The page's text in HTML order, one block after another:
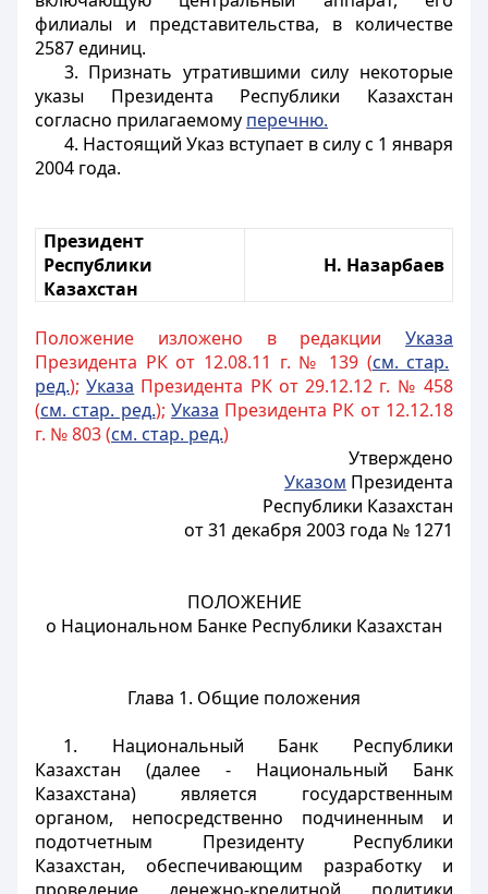
филиалы и представительства, в количестве
2587 единиц.
3. Признать утратившими силу некоторые
указы Президента Республики Казахстан
согласно прилагаемому перечню.
4. Настоящий Указ вступает в силу с 1 января
2004 года.
Президент
Республики
Казахстан
Н. Назарбаев
Положение изложено в редакции Указа
Президента РК от 12.08.11 г. № 139 (см. стар.
ред.);Указа Президента РК от 29.12.12 г. № 458
(см. стар. ред.); Указа Президента РК от 12.12.18
г. № 803 (см. стар. ред.)
Утверждено
Указом Президента
Республики Казахстан
от 31 декабря 2003 года № 1271
ПОЛОЖЕНИЕ
о Национальном Банке Республики Казахстан
Глава 1. Общие положения
1. Национальный Банк Республики
Казахстан (далее - Национальный Банк
Казахстана) является государственным
органом, непосредственно подчиненным и
подотчетным Президенту Республики
Казахстан, обеспечивающим разработку и